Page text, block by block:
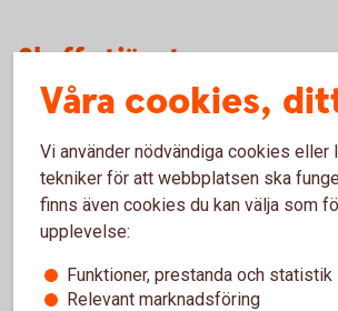
Skaffa tjänsten
Via bankkontor
Kontakta ditt bankkontor för att ansluta
Hitta ditt bankkontor
Våra cookies,
Vi använder nödvändiga cookies eller
tekniker för att webbplatsen ska
finns även cookies du kan välja som
upplevelse:
Funktioner, prestanda och statistik
Relevant marknadsföring